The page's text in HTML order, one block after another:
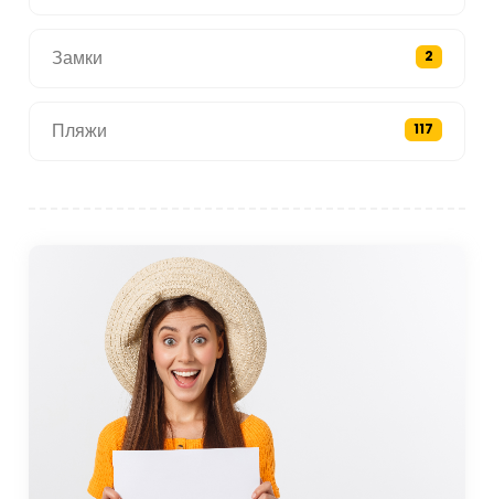
Замки 2
Пляжи 117